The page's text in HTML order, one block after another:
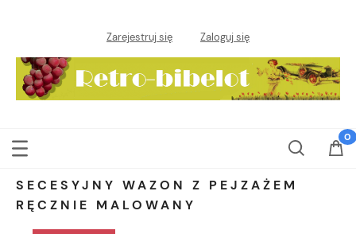
Zarejestruj się Zaloguj się
SECESYJNY WAZON Z PEJZAŻEM
RĘCZNIE MALOWANY